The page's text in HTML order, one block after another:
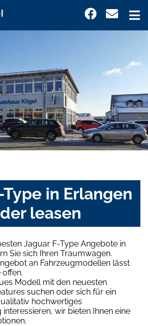
in Erlangen
leasen
Jaguar F-Type Angebote in
Sie sich Ihren Traumwagen.
an Fahrzeugmodellen lässt
Modell mit den neuesten
suchen oder sich für ein
hochwertiges
wir bieten Ihnen eine